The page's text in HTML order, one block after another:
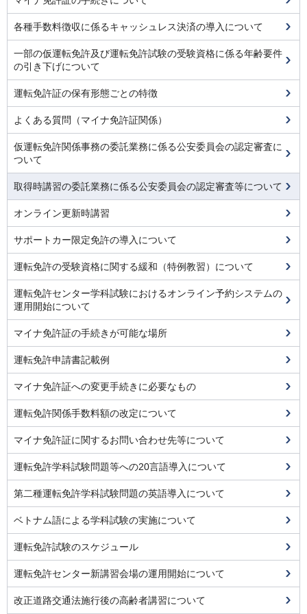
各種手数料徴収に係るキャッシュレス決済の導入について
一部の仮運転免許及び運転免許試験の受験資格に係る年齢要件
の引き下げについて
運転免許証の保有形態ごとの特徴
よくある質問（マイナ免許証関係）
仮運転免許関係事務の委託業務に係る公安委員会の認定審査に
ついて
取得時講習の委託業務に係る公安委員会の認定審査等について
オンライン更新時講習
サポートカー限定免許の導入について
運転免許の受験資格に関する緩和（特例教習）について
運転免許センター学科試験におけるオンライン予約システムの
運用開始について
マイナ免許証の手続きが可能な場所
運転免許申請書記載例
マイナ免許証への変更手続きに必要なもの
運転免許関係手数料額の改定について
マイナ免許証に関するお問い合わせ先等について
運転免許学科試験問題等への20言語導入について
第二種運転免許学科試験問題の英語導入について
ベトナム語による学科試験の実施について
運転免許試験のスケジュール
運転免許センター新講習会場の運用開始について
改正道路交通法施行後の高齢者講習について